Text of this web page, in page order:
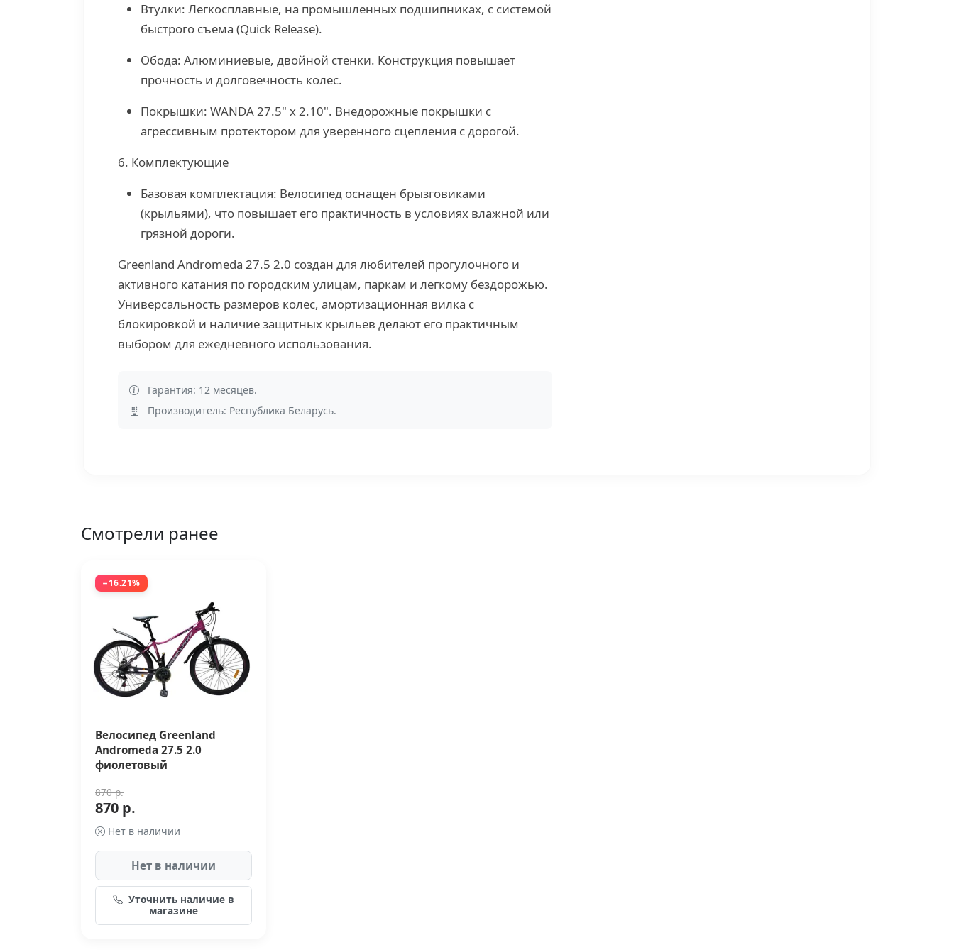
Втулки: Легкосплавные, на промышленных подшипниках, с системой
быстрого съема (Quick Release).
Обода: Алюминиевые, двойной стенки. Конструкция повышает
прочность и долговечность колес.
Покрышки: WANDA 27.5" x 2.10". Внедорожные покрышки с
агрессивным протектором для уверенного сцепления с дорогой.
6. Комплектующие
Базовая комплектация: Велосипед оснащен брызговиками
(крыльями), что повышает его практичность в условиях влажной или
грязной дороги.
Greenland Andromeda 27.5 2.0 создан для любителей прогулочного и
активного катания по городским улицам, паркам и легкому бездорожью.
Универсальность размеров колес, амортизационная вилка с
блокировкой и наличие защитных крыльев делают его практичным
выбором для ежедневного использования.
Гарантия: 12 месяцев.
Производитель: Республика Беларусь.
Смотрели ранее
−16.21%
Велосипед Greenland
Andromeda 27.5 2.0
фиолетовый
870 р.
870 р.
Нет в наличии
Нет в наличии
Уточнить наличие в
магазине